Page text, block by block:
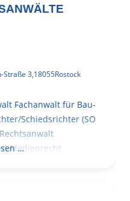
Straße 3,18055Rostock
Fachanwalt für Bau-
Schiedsrichter (SO
Medienrecht
…